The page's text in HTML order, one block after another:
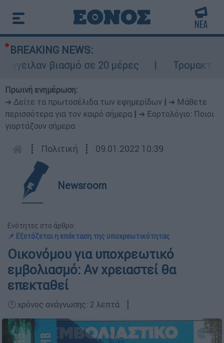
BREAKING NEWS:
βιασμό σε 20 μέρες
Τρομακτική
Πρωινή ενημέρωση:
➔ Δείτε τα πρωτοσέλιδα των εφημερίδων
➔ Μάθετε
περισσότερα για τον καιρό σήμερα
➔ Εορτολόγιο: Ποιοι
γιορτάζουν σήμερα
┋ Πολιτική ┋ 09.01.2022 10:39
Newsroom
Ενότητες στο άρθρο:
📌 Εξετάζεται η επέκταση της υποχρεωτικότητας
Οικονόμου για υποχρεωτικό
εμβολιασμό: Αν χρειαστεί θα
επεκταθεί
🕛 χρόνος ανάγνωσης: 2 λεπτά ┋